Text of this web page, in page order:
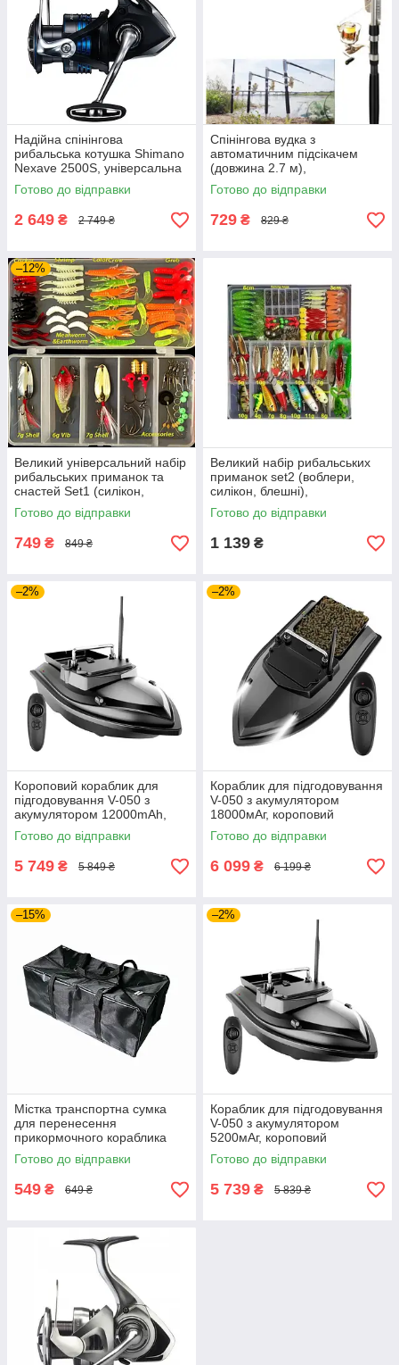
Надійна спінінгова
рибальська котушка Shimano
Nexave 2500S, універсальна
безінерційна котушка для
риболовлі
Готово до відправки
2 649 ₴ 2 749 ₴
Спінінгова вудка з
автоматичним підсікачем
(довжина 2.7 м),
самопідсікаюче телескопічне
вудилище для риболовлі
Готово до відправки
729 ₴ 829 ₴
–12%
Великий універсальний набір
рибальських приманок та
снастей Set1 (силікон,
воблери, блешні) у зручному
пластиковому кейсі
Готово до відправки
749 ₴ 849 ₴
Великий набір рибальських
приманок set2 (воблери,
силікон, блешні),
універсальний комплект
снастей у зручному
Готово до відправки
1 139 ₴
–2%
Короповий кораблик для
підгодовування V-050 з
акумулятором 12000mAh,
двомоторний радіокерований
прикормочний човен, чорний
Готово до відправки
5 749 ₴ 5 849 ₴
–2%
Кораблик для підгодовування
V-050 з акумулятором
18000мАг, короповий
прикормочний човен, чорний
Готово до відправки
6 099 ₴ 6 199 ₴
–15%
Містка транспортна сумка
для перенесення
прикормочного кораблика
Flytec V-050, водостійкий
захисний чохол, чорний
Готово до відправки
549 ₴ 649 ₴
–2%
Кораблик для підгодовування
V-050 з акумулятором
5200мАг, короповий
прикормочний човен, чорний
Готово до відправки
5 739 ₴ 5 839 ₴